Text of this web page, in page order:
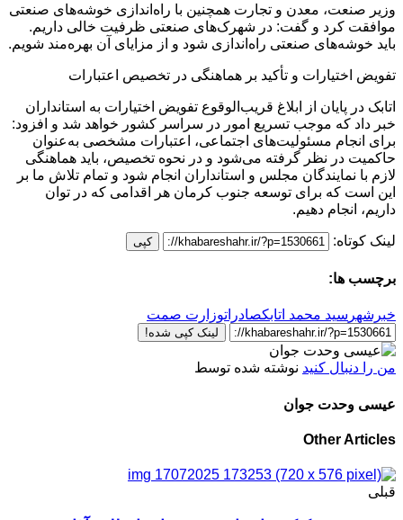
وزیر صنعت، معدن و تجارت همچنین با راه‌اندازی خوشه‌های صنعتی
موافقت کرد و گفت: در شهرک‌های صنعتی ظرفیت خالی داریم.
باید خوشه‌های صنعتی راه‌اندازی شود و از مزایای آن بهره‌مند شویم.
تفویض اختیارات و تأکید بر هماهنگی در تخصیص اعتبارات
اتابک در پایان از ابلاغ قریب‌الوقوع تفویض اختیارات به استانداران
خبر داد که موجب تسریع امور در سراسر کشور خواهد شد و افزود:
برای انجام مسئولیت‌های اجتماعی، اعتبارات مشخصی به‌عنوان
حاکمیت در نظر گرفته می‌شود و در نحوه تخصیص، باید هماهنگی
لازم با نمایندگان مجلس و استانداران انجام شود و تمام تلاش ما بر
این است که برای توسعه جنوب کرمان هر اقدامی که در توان
داریم، انجام دهیم.
لینک کوتاه: کپی
برچسب ها:
خبرشهر سید محمد اتابکصادراتوزارت صمت
لینک کپی شده!
من را دنبال کنید نوشته شده توسط
عیسی وحدت جوان
Other Articles
قبلی